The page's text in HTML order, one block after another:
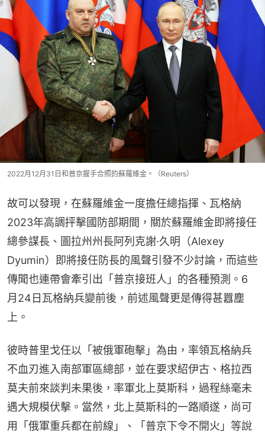
2022月12月31日和普京握手合照的蘇羅維金。（Reuters）
故可以發現，在蘇羅維金一度擔任總指揮、瓦格納
2023年高調抨擊國防部期間，關於蘇羅維金即將接任
總參謀長、圖拉州州長阿列克謝·久明（Alexey
Dyumin）即將接任防長的風聲引發不少討論，而這些
傳聞也連帶會牽引出「普京接班人」的各種預測。6
月24日瓦格納兵變前後，前述風聲更是傳得甚囂塵
上。
彼時普里戈任以「被俄軍砲擊」為由，率領瓦格納兵
不血刃進入南部軍區總部，並在要求紹伊古、格拉西
莫夫前來談判未果後，率軍北上莫斯科，過程絲毫未
遇大規模伏擊。當然，北上莫斯科的一路順遂，尚可
用「俄軍重兵都在前線」、「普京下令不開火」等說